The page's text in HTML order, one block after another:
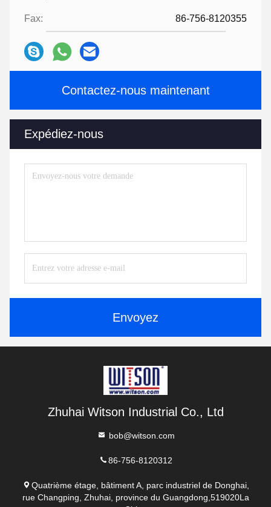
Fax: 86-756-8120355
Contactez-nous maintenant
Expédiez-nous
Envoyez
Zhuhai Witson Industrial Co., Ltd
bob@witson.com
86-756-8120312
Quatrième étage, bâtiment A, parc industriel de Donghai,
rue Changping, Zhuhai, province du Guangdong,519020La